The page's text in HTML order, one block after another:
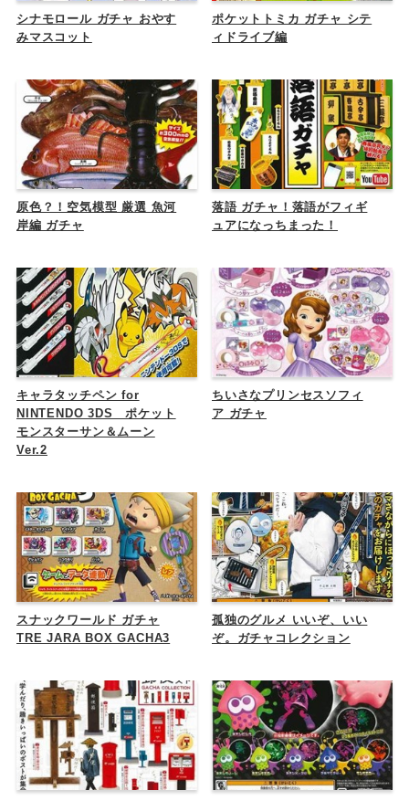
シナモロール ガチャ おやす
みマスコット
ポケットトミカ ガチャ シテ
ィドライブ編
原色？！空気模型 厳選 魚河
岸編 ガチャ
落語 ガチャ！落語がフィギ
ュアになっちまった！
キャラタッチペン for
NINTENDO 3DS ポケット
モンスターサン＆ムーン
Ver.2
ちいさなプリンセスソフィ
ア ガチャ
スナックワールド ガチャ
TRE JARA BOX GACHA3
孤独のグルメ いいぞ、いい
ぞ。ガチャコレクション